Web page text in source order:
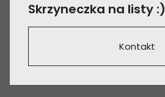
Skrzyneczka na listy :)
Kontakt